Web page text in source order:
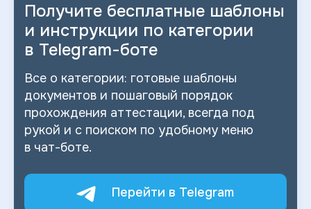
Получите бесплатные шаблоны
и инструкции по категории
в Telegram-боте
Все о категории: готовые шаблоны
документов и пошаговый порядок
прохождения аттестации, всегда под
рукой и с поиском по удобному меню
в чат-боте.
Перейти в Telegram